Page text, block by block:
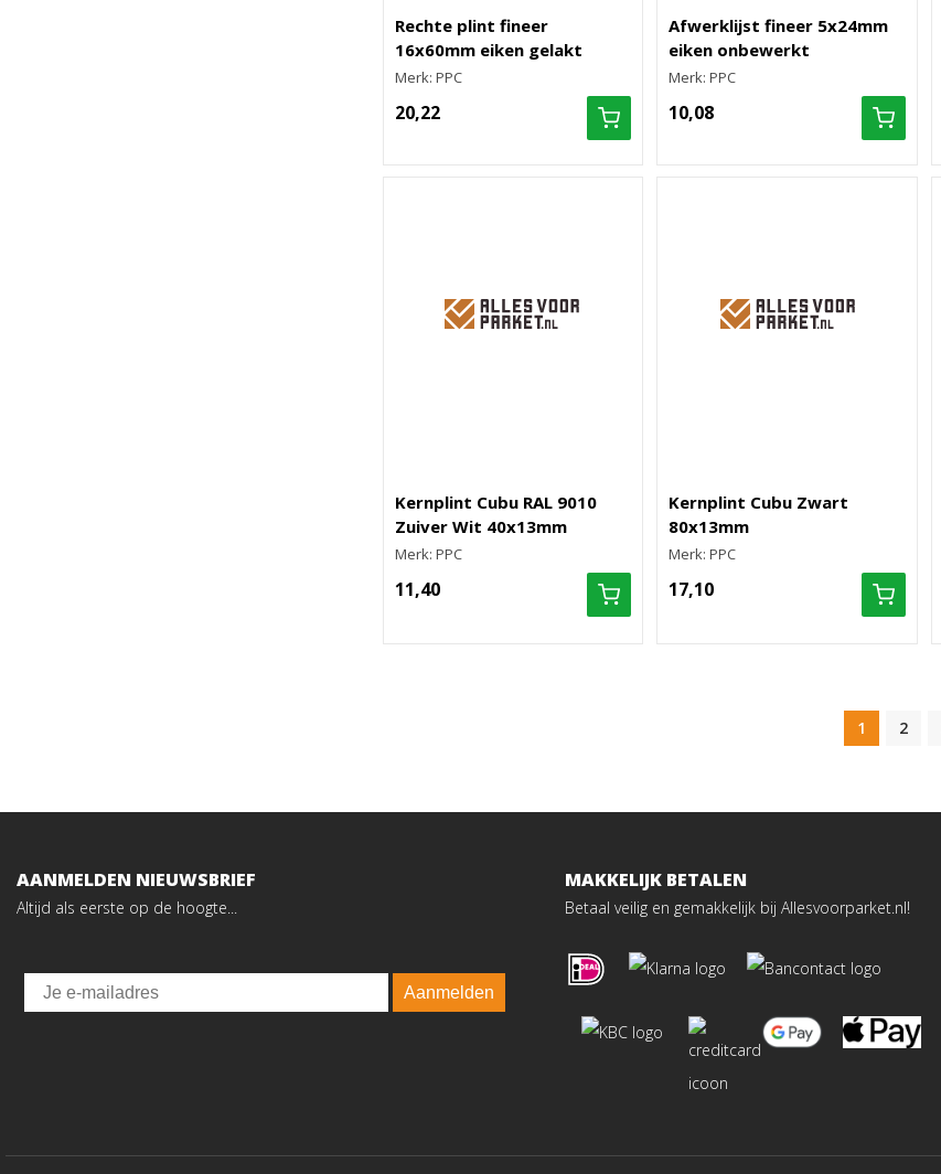
Rechte plint fineer
16x60mm eiken gelakt
Merk: PPC
20,22
Afwerklijst fineer 5x24mm
eiken onbewerkt
Merk: PPC
10,08
Kernplint Cubu RAL 9010
Zuiver Wit 40x13mm
Merk: PPC
11,40
Kernplint Cubu Zwart
80x13mm
Merk: PPC
17,10
1 2
AANMELDEN NIEUWSBRIEF
Altijd als eerste op de hoogte...
Email
Aanmelden
MAKKELIJK BETALEN
Betaal veilig en gemakkelijk bij Allesvoorparket.nl!